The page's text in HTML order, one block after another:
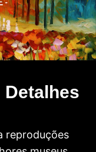
Detalhes
reproduções